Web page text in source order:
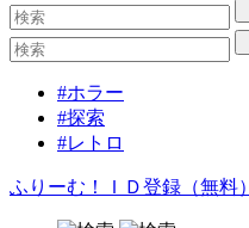
#ホラー
#探索
#レトロ
ふりーむ！ＩＤ登録（無料）